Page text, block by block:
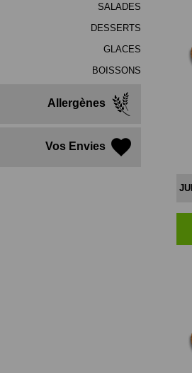
SALADES
DESSERTS
GLACES
BOISSONS
Allergènes
Vos Envies